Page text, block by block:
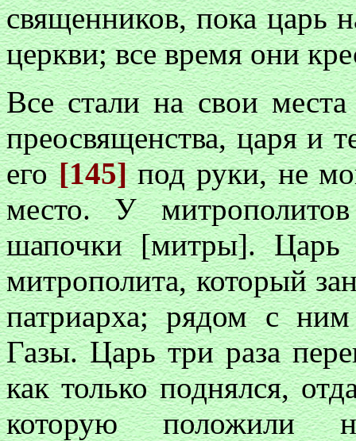
священников, пока царь
церкви; все время они
Все стали на свои
преосвященства, царя и
его[145]под руки, не
место. У
шапочки [митры]. Царь
митрополита, который
патриарха; рядом с
Газы. Царь три раза
как только поднялся,
которую положили